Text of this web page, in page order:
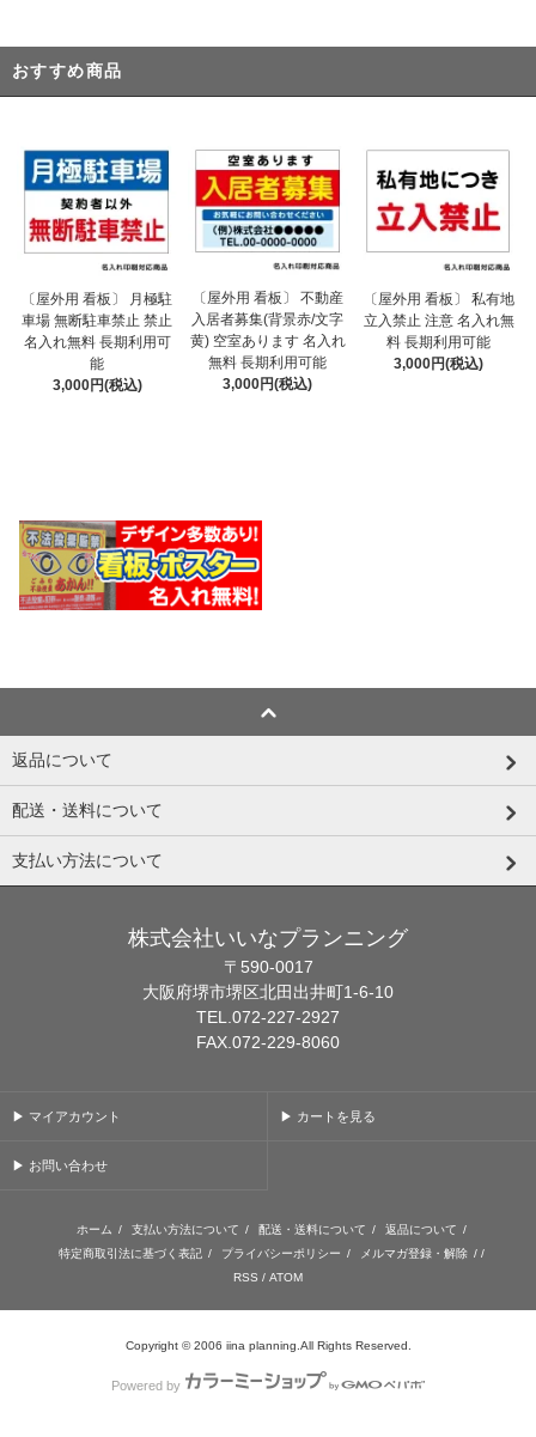
おすすめ商品
〔屋外用 看板〕 月極駐
車場 無断駐車禁止 禁止
名入れ無料 長期利用可
能
3,000円(税込)
〔屋外用 看板〕 不動産
入居者募集(背景赤/文字
黄) 空室あります 名入れ
無料 長期利用可能
3,000円(税込)
〔屋外用 看板〕 私有地
立入禁止 注意 名入れ無
料 長期利用可能
3,000円(税込)
返品について
配送・送料について
支払い方法について
株式会社いいなプランニング
〒590-0017
大阪府堺市堺区北田出井町1-6-10
TEL.072-227-2927
FAX.072-229-8060
▶ マイアカウント ▶ カートを見る
▶ お問い合わせ
ホーム / 支払い方法について / 配送・送料について / 返品について /
特定商取引法に基づく表記 / プライバシーポリシー / メルマガ登録・解除 / /
RSS / ATOM
Copyright © 2006 iina planning.All Rights Reserved.
Powered by